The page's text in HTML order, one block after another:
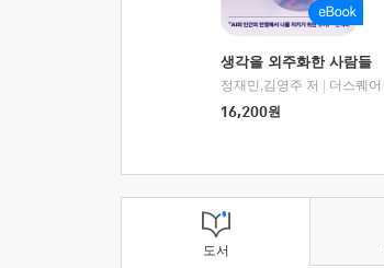
생각을 외주화한 사람들
정재민,김영주 저
더스퀘어
16,200원
도서